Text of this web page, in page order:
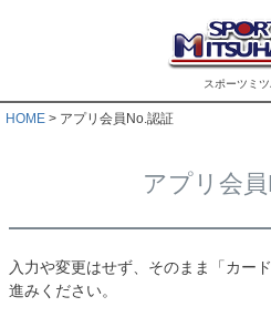
スポーツミ
HOME アプリ会員No.認証
アプリ会
入力や変更はせず、そのまま「カー
進みください。